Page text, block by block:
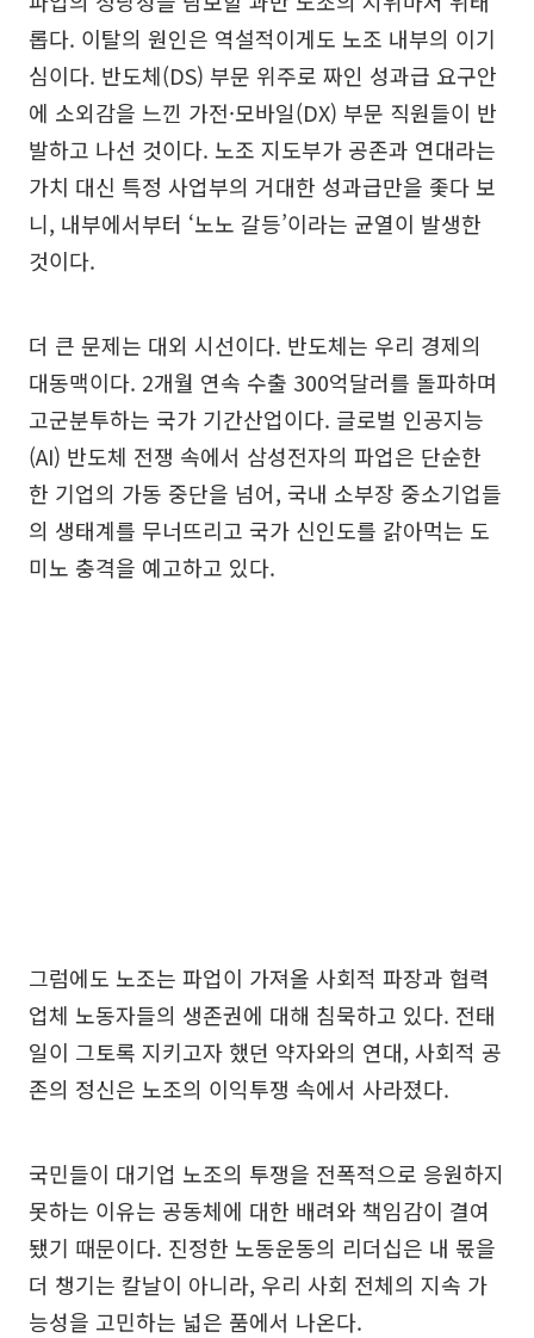
롭다. 이탈의 원인은 역설적이게도 노조 내부의 이기
심이다. 반도체(DS) 부문 위주로 짜인 성과급 요구안
에 소외감을 느낀 가전·모바일(DX) 부문 직원들이 반
발하고 나선 것이다. 노조 지도부가 공존과 연대라는
가치 대신 특정 사업부의 거대한 성과급만을 좇다 보
니, 내부에서부터 ‘노노 갈등’이라는 균열이 발생한
것이다.
더 큰 문제는 대외 시선이다. 반도체는 우리 경제의
대동맥이다. 2개월 연속 수출 300억달러를 돌파하며
고군분투하는 국가 기간산업이다. 글로벌 인공지능
(AI) 반도체 전쟁 속에서 삼성전자의 파업은 단순한
한 기업의 가동 중단을 넘어, 국내 소부장 중소기업들
의 생태계를 무너뜨리고 국가 신인도를 갉아먹는 도
미노 충격을 예고하고 있다.
그럼에도 노조는 파업이 가져올 사회적 파장과 협력
업체 노동자들의 생존권에 대해 침묵하고 있다. 전태
일이 그토록 지키고자 했던 약자와의 연대, 사회적 공
존의 정신은 노조의 이익투쟁 속에서 사라졌다.
국민들이 대기업 노조의 투쟁을 전폭적으로 응원하지
못하는 이유는 공동체에 대한 배려와 책임감이 결여
됐기 때문이다. 진정한 노동운동의 리더십은 내 몫을
더 챙기는 칼날이 아니라, 우리 사회 전체의 지속 가
능성을 고민하는 넓은 품에서 나온다.